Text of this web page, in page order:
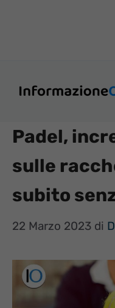
Padel,
sulle
subito
22 Marzo 2023 di